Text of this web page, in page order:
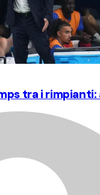
tra i